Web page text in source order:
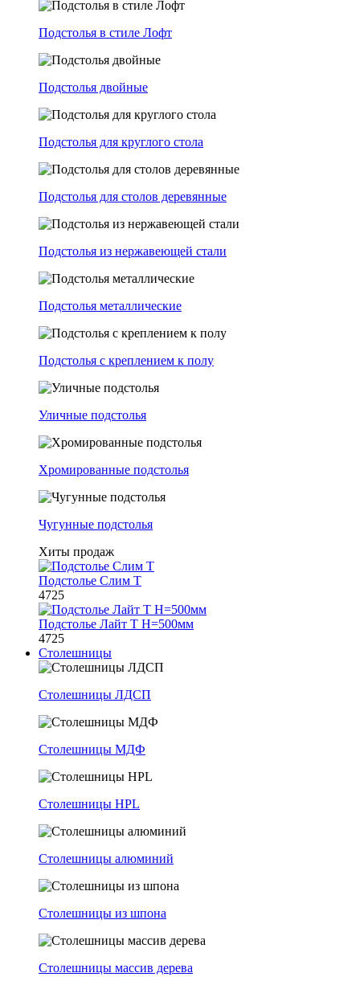
Подстолья в стиле Лофт
Подстолья двойные
Подстолья для круглого стола
Подстолья для столов деревянные
Подстолья из нержавеющей стали
Подстолья металлические
Подстолья с креплением к полу
Уличные подстолья
Хромированные подстолья
Чугунные подстолья
Хиты продаж
Подстолье Слим Т
4725
Подстолье Лайт Т H=500мм
4725
Столешницы
Столешницы ЛДСП
Столешницы МДФ
Столешницы HPL
Столешницы алюминий
Столешницы из шпона
Столешницы массив дерева